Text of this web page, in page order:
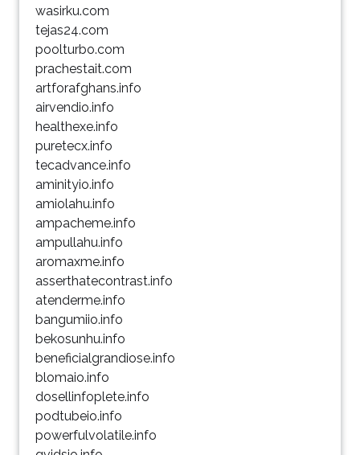
wasirku.com
tejas24.com
poolturbo.com
prachestait.com
artforafghans.info
airvendio.info
healthexe.info
puretecx.info
tecadvance.info
aminityio.info
amiolahu.info
ampacheme.info
ampullahu.info
aromaxme.info
asserthatecontrast.info
atenderme.info
bangumiio.info
bekosunhu.info
beneficialgrandiose.info
blomaio.info
dosellinfoplete.info
podtubeio.info
powerfulvolatile.info